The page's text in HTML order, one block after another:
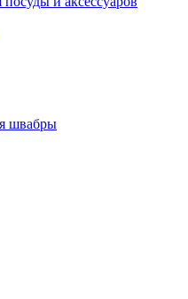
швабры